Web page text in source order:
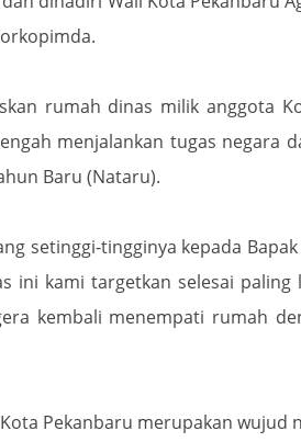
rumah dinas milik anggota
menjalankan tugas negara
Baru (Nataru).
setinggi-tingginya kepada Bapak
ini kami targetkan selesai paling
kembali menempati rumah
Pekanbaru merupakan wujud